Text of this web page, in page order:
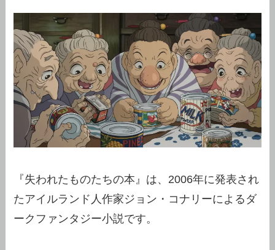
『失われたものたちの本』は、2006年に発表され
たアイルランド人作家ジョン・コナリーによるダ
ークファンタジー小説です。